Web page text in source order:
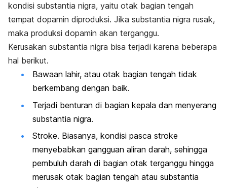
kondisi substantia nigra, yaitu otak bagian tengah
tempat dopamin diproduksi. Jika substantia nigra rusak,
maka produksi dopamin akan terganggu.
Kerusakan substantia nigra bisa terjadi karena beberapa
hal berikut.
Bawaan lahir, atau otak bagian tengah tidak
berkembang dengan baik.
Terjadi benturan di bagian kepala dan menyerang
substantia nigra.
Stroke. Biasanya, kondisi pasca stroke
menyebabkan gangguan aliran darah, sehingga
pembuluh darah di bagian otak terganggu hingga
merusak otak bagian tengah atau substantia